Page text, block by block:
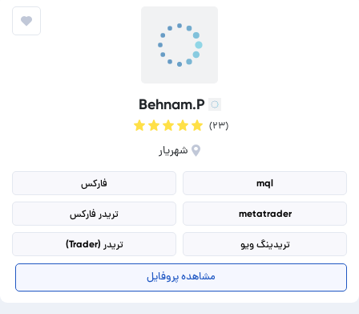
Behnam.P
(۲۳)
شهریار
mql فارکس
metatrader تریدر فارکس
تریدینگ ویو تریدر (Trader)
مشاهده پروفایل